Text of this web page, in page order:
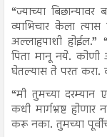
“ज्याच्या
व्याभिचार केला
अल्लाहपाशी
पिता मानू नये. कोणी
घेतल्यास ते परत करा.
“मी तुमच्या दरम्यान
कधी मार्गभ्रष्ट
करू नका. तुमच्या